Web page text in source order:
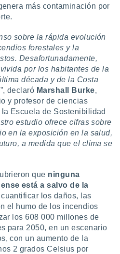
más contaminación por
sobre la rápida evolución
forestales y la
Desafortunadamente,
por los habitantes de la
década y de la Costa
”, declaró Marshall Burke,
y profesor de ciencias
Escuela de Sostenibilidad
estudio ofrece cifras sobre
en la exposición en la salud,
a medida que el clima se
que ninguna
está a salvo de la
cuantificar los daños, las
el humo de los incendios
los 608 000 millones de
para 2050, en un escenario
con un aumento de la
2 grados Celsius por